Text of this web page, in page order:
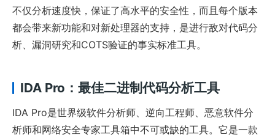
不仅分析速度快，保证了高水平的安全性，而且每个版本
都会带来新功能和对新处理器的支持，是进行敌对代码分
析、漏洞研究和COTS验证的事实标准工具。
IDA Pro：最佳二进制代码分析工具
IDA Pro是世界级软件分析师、逆向工程师、恶意软件分
析师和网络安全专家工具箱中不可或缺的工具。它是一款